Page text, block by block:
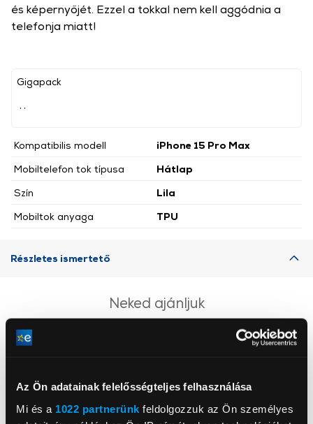
Az Ön adatainak felelősségteljes felhasználása
Mi és a 1022 partnerünk feldolgozzuk az Ön személyes
Gigapack
Kompatibilis modell
iPhone 15 Pro Max
Mobiltelefon tok típusa
Hátlap
Szín
Lila
Mobiltok anyaga
TPU
és képernyőjét. Ezzel a tokkal nem kell aggódnia a
telefonja miatt!
Részletes ismertető
Neked ajánljuk